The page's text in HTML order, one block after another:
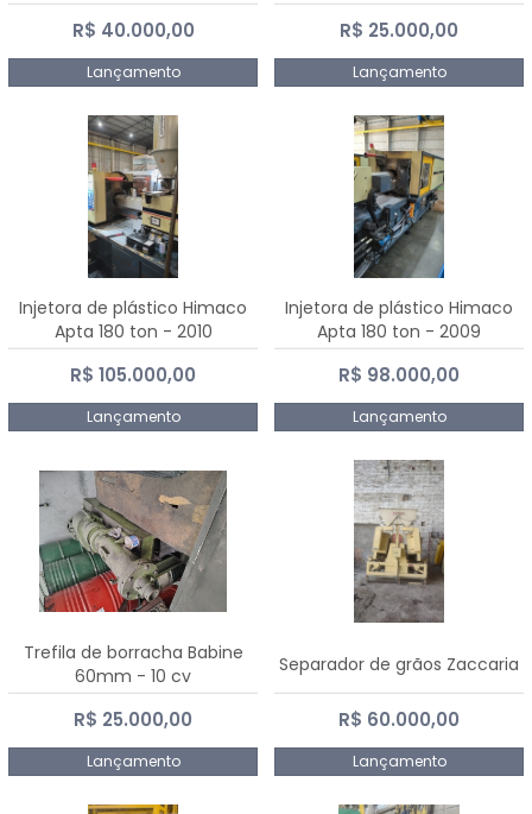
R$ 40.000,00
Lançamento
R$ 25.000,00
Lançamento
Injetora de plástico Himaco
Apta 180 ton - 2010
R$ 105.000,00
Lançamento
Injetora de plástico Himaco
Apta 180 ton - 2009
R$ 98.000,00
Lançamento
Trefila de borracha Babine
60mm - 10 cv
R$ 25.000,00
Lançamento
Separador de grãos Zaccaria
R$ 60.000,00
Lançamento